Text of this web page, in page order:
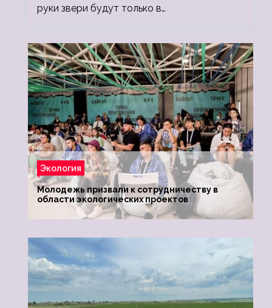
руки звери будут только в…
Экология
Молодежь призвали к сотрудничеству в
области экологических проектов